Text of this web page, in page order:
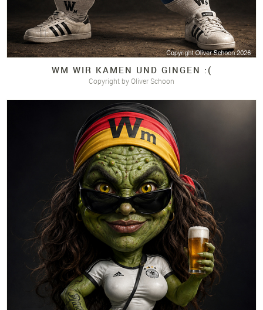
WM WIR KAMEN UND GINGEN :(
Copyright by Oliver Schoon